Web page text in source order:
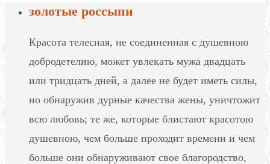
золотые россыпи
Красота телесная, не соединенная с душевною
добродетелию, может увлекать мужа двадцать
или тридцать дней, а далее не будет иметь силы,
но обнаружив дурные качества жены, уничтожит
всю любовь; те же, которые блистают красотою
душевною, чем больше проходит времени и чем
больше они обнаруживают свое благородство,